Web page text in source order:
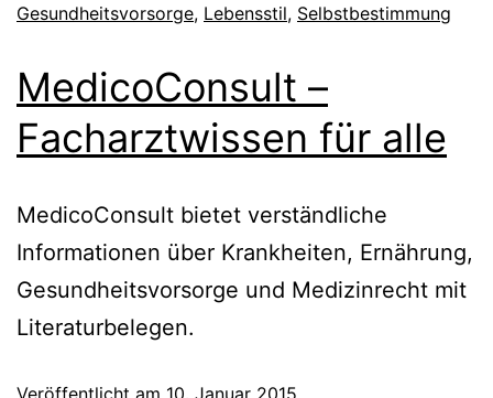
Gesundheitsvorsorge, Lebensstil, Selbstbestimmung
MedicoConsult –
Facharztwissen für alle
MedicoConsult bietet verständliche
Informationen über Krankheiten, Ernährung,
Gesundheitsvorsorge und Medizinrecht mit
Literaturbelegen.
Veröffentlicht am 10. Januar 2015